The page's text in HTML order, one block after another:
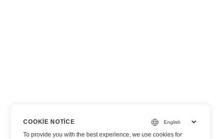
COOKIE NOTICE
To provide you with the best experience, we use cookies for